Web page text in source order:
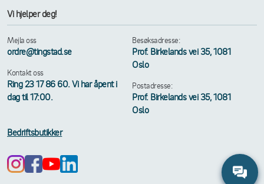
Vi hjelper deg!
Mejla oss
ordre@tingstad.se
Kontakt oss
Ring 23 17 86 60. Vi har åpent i
dag til 17:00.
Besøksadresse:
Prof. Birkelands vei 35, 1081
Oslo
Postadresse:
Prof. Birkelands vei 35, 1081
Oslo
Bedriftsbutikker